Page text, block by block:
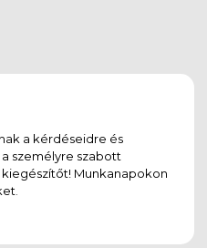
a kérdéseidre és
személyre szabott
Munkanapokon